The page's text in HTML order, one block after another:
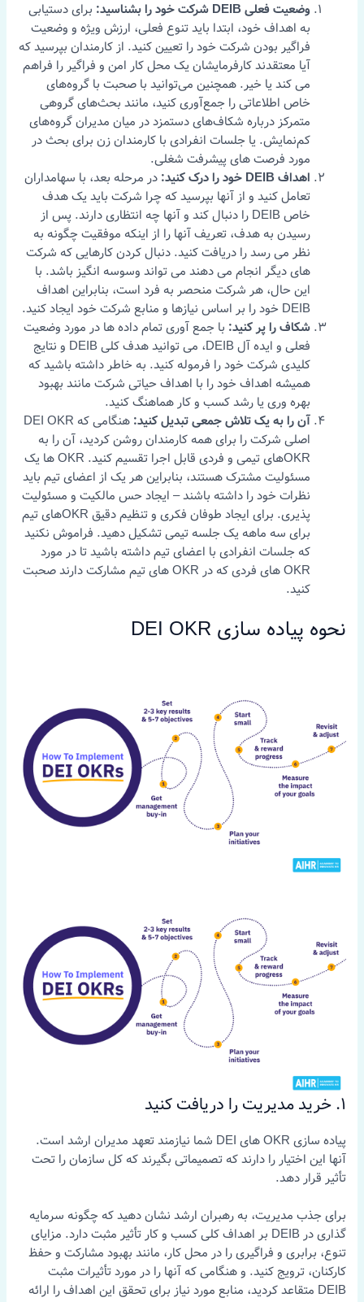
وضعیت فعلی DEIB شرکت خود را بشناسید:
برای دستیابی
به اهداف خود، ابتدا باید تنوع فعلی، ارزش ویژه و وضعیت
فراگیر بودن شرکت خود را تعیین کنید. از کارمندان بپرسید که
آیا معتقدند کارفرمایشان یک محل کار امن و فراگیر را فراهم
می کند یا خیر. همچنین می‌توانید با صحبت با گروه‌های
خاص اطلاعاتی را جمع‌آوری کنید، مانند بحث‌های گروهی
متمرکز درباره شکاف‌های دستمزد در میان مدیران گروه‌های
کم‌نمایش. یا جلسات انفرادی با کارمندان زن برای بحث در
مورد فرصت های پیشرفت شغلی.
اهداف DEIB خود را درک کنید:
در مرحله بعد، با سهامداران
تعامل کنید و از آنها بپرسید که چرا شرکت باید یک هدف
خاص DEIB را دنبال کند و آنها چه انتظاری دارند. پس از
رسیدن به هدف، تعریف آنها را از اینکه موفقیت چگونه به
نظر می رسد را دریافت کنید. دنبال کردن کارهایی که شرکت
های دیگر انجام می دهند می تواند وسوسه انگیز باشد. با
این حال، هر شرکت منحصر به فرد است، بنابراین اهداف
DEIB خود را بر اساس نیازها و منابع شرکت خود ایجاد کنید.
شکاف را پر کنید: با جمع آوری تمام داده ها در مورد وضعیت
فعلی و ایده آل DEIB، می توانید هدف کلی DEIB و نتایج
کلیدی شرکت خود را فرموله کنید. به خاطر داشته باشید که
همیشه اهداف خود را با اهداف حیاتی شرکت مانند بهبود
بهره وری یا رشد کسب و کار هماهنگ کنید.
آن را به یک تلاش جمعی تبدیل کنید:
هنگامی که DEI OKR
اصلی شرکت را برای همه کارمندان روشن کردید، آن را به
OKRهای تیمی و فردی قابل اجرا تقسیم کنید. OKR ها یک
مسئولیت مشترک هستند، بنابراین هر یک از اعضای تیم باید
نظرات خود را داشته باشند – ایجاد حس مالکیت و مسئولیت
پذیری. برای ایجاد طوفان فکری و تنظیم دقیق OKRهای تیم
برای سه ماهه یک جلسه تیمی تشکیل دهید. فراموش نکنید
که جلسات انفرادی با اعضای تیم داشته باشید تا در مورد
OKR های فردی که در OKR های تیم مشارکت دارند صحبت
کنید.
نحوه پیاده سازی DEI OKR
1. خرید مدیریت را دریافت کنید
پیاده سازی OKR های DEI شما نیازمند تعهد مدیران ارشد است.
آنها این اختیار را دارند که تصمیماتی بگیرند که کل سازمان را تحت
تأثیر قرار دهد.
برای جذب مدیریت، به رهبران ارشد نشان دهید که چگونه سرمایه
گذاری در DEIB بر اهداف کلی کسب و کار تأثیر مثبت دارد. مزایای
تنوع، برابری و فراگیری را در محل کار، مانند بهبود مشارکت و حفظ
کارکنان، ترویج کنید. و هنگامی که آنها را در مورد تأثیرات مثبت
DEIB متقاعد کردید، منابع مورد نیاز برای تحقق این اهداف را ارائه